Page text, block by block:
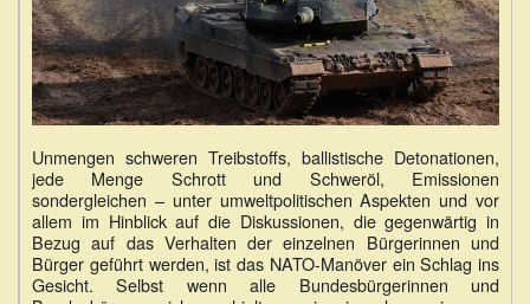
Unmengen schweren Treibstoffs, ballistische Detonationen,
jede Menge Schrott und Schweröl, Emissionen
sondergleichen – unter umweltpolitischen Aspekten und vor
allem im Hinblick auf die Diskussionen, die gegenwärtig in
Bezug auf das Verhalten der einzelnen Bürgerinnen und
Bürger geführt werden, ist das NATO-Manöver ein Schlag ins
Gesicht. Selbst wenn alle Bundesbürgerinnen und